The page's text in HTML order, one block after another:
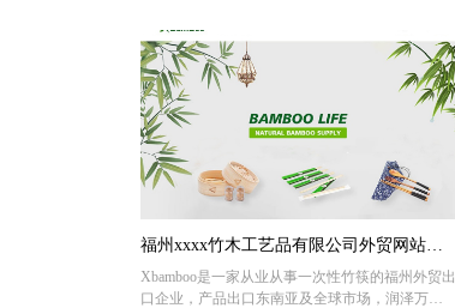
索引擎优化推广。
福州xxxx竹木工艺品有限公司外贸网站建
设
Xbamboo是一家从业从事一次性竹筷的福州外贸出
口企业，产品出口东南亚及全球市场，润泽万通